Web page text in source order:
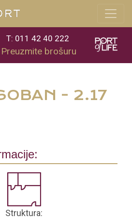
T: 011 42 40 222
Preuzmite brošuru
- 2.17
Struktura: